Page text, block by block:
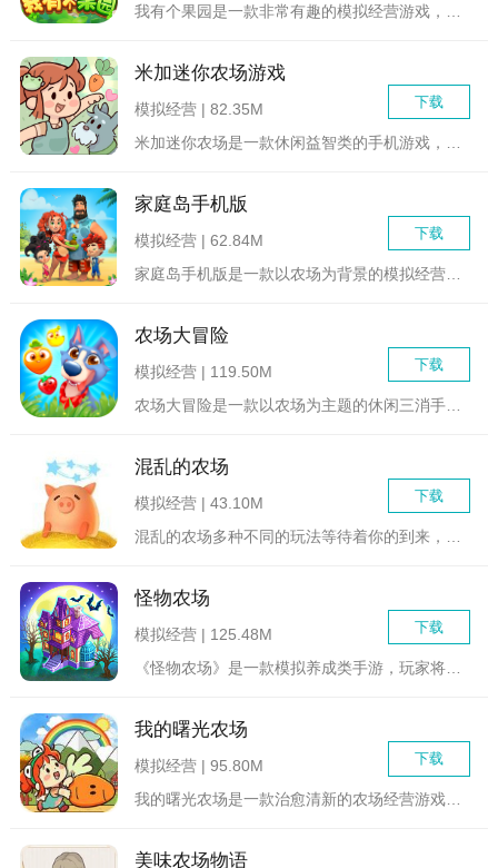
米加迷你农场游戏
下载
模拟经营 | 82.35M
家庭岛手机版
下载
模拟经营 | 62.84M
农场大冒险
下载
模拟经营 | 119.50M
混乱的农场
下载
模拟经营 | 43.10M
怪物农场
下载
模拟经营 | 125.48M
我的曙光农场
下载
模拟经营 | 95.80M
美味农场物语